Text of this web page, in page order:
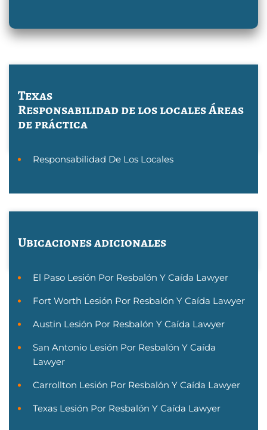
Texas
Responsabilidad de los localesÁreas
de práctica
Responsabilidad De Los Locales
Ubicaciones adicionales
El Paso Lesión Por Resbalón Y Caída Lawyer
Fort Worth Lesión Por Resbalón Y Caída Lawyer
Austin Lesión Por Resbalón Y Caída Lawyer
San Antonio Lesión Por Resbalón Y Caída
Lawyer
Carrollton Lesión Por Resbalón Y Caída Lawyer
Texas Lesión Por Resbalón Y Caída Lawyer